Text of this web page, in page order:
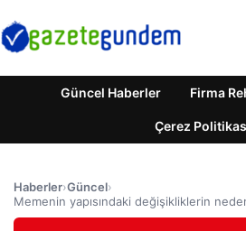
Güncel Haberler Firma
Çerez
Haberler›Güncel›
Memenin yapısındaki değişikliklerin